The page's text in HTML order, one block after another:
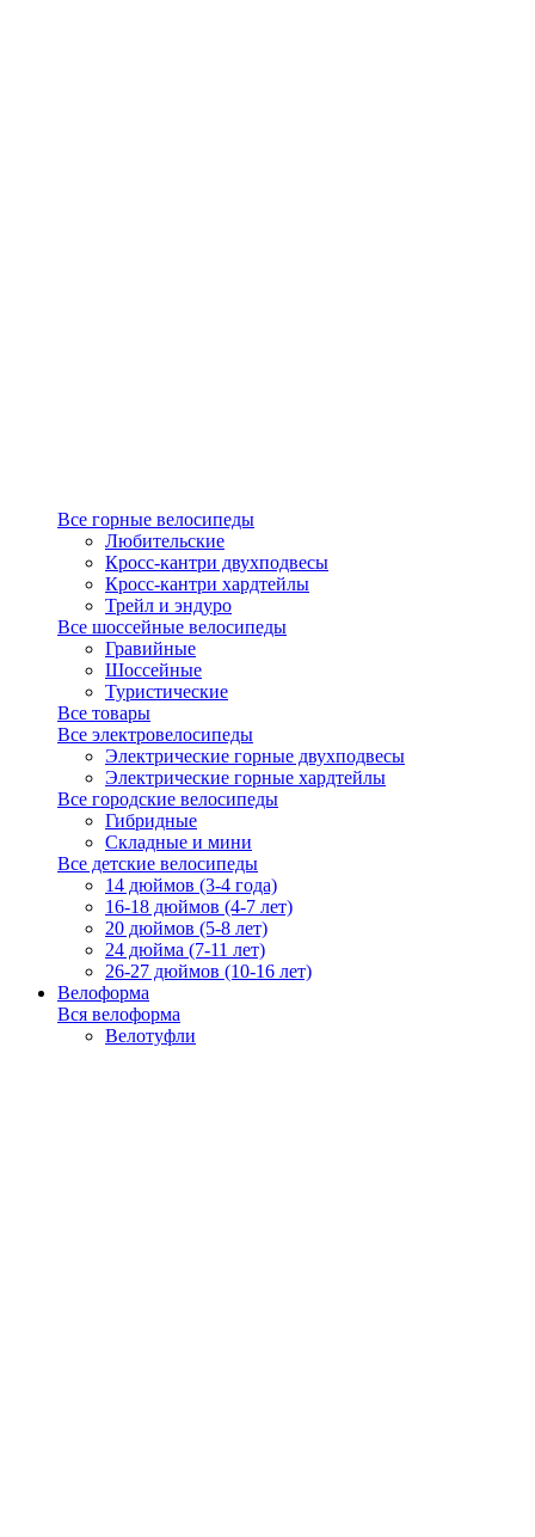
Все горные велосипеды
Любительские
Кросс-кантри двухподвесы
Кросс-кантри хардтейлы
Трейл и эндуро
Все шоссейные велосипеды
Гравийные
Шоссейные
Туристические
Все товары
Все электровелосипеды
Электрические горные двухподвесы
Электрические горные хардтейлы
Все городские велосипеды
Гибридные
Складные и мини
Все детские велосипеды
14 дюймов (3-4 года)
16-18 дюймов (4-7 лет)
20 дюймов (5-8 лет)
24 дюйма (7-11 лет)
26-27 дюймов (10-16 лет)
Велоформа
Вся велоформа
Велотуфли